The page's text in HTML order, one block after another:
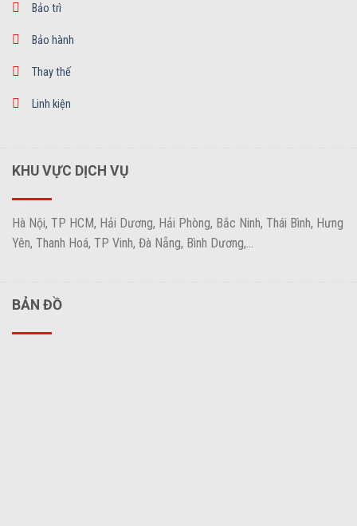
Bảo trì
Bảo hành
Thay thế
Linh kiện
KHU VỰC DỊCH VỤ
Hà Nội, TP HCM, Hải Dương, Hải Phòng, Bắc Ninh, Thái Bình, Hưng
Yên, Thanh Hoá, TP Vinh, Đà Nẵng, Bình Dương,...
BẢN ĐỒ